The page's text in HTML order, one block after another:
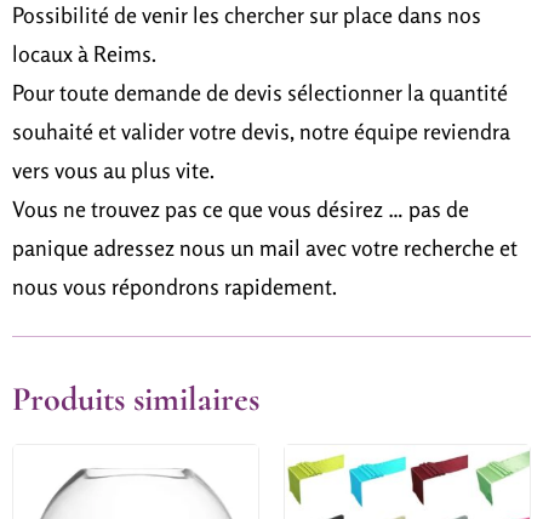
Possibilité de venir les chercher sur place dans nos
locaux à Reims.
Pour toute demande de devis sélectionner la quantité
souhaité et valider votre devis, notre équipe reviendra
vers vous au plus vite.
Vous ne trouvez pas ce que vous désirez … pas de
panique adressez nous un mail avec votre recherche et
nous vous répondrons rapidement.
Produits similaires